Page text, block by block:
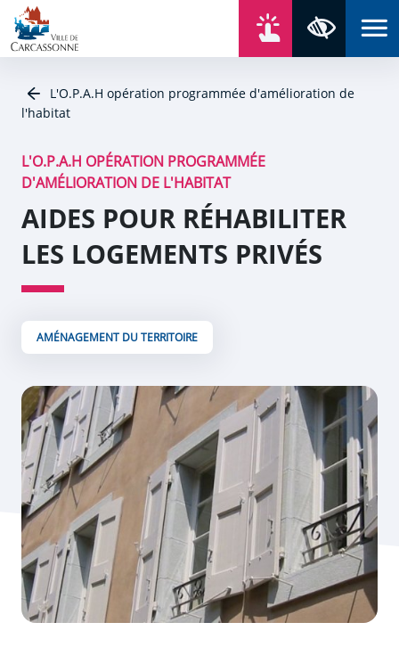
Aller au contenu
Aller au menu
Aller au plan du site
Aller à la recherche
L'O.P.A.H opération programmée d'amélioration de
l'habitat
L'O.P.A.H OPÉRATION PROGRAMMÉE
D'AMÉLIORATION DE L'HABITAT
AIDES POUR RÉHABILITER
LES LOGEMENTS PRIVÉS
AMÉNAGEMENT DU TERRITOIRE
Panneau de gestion des cookies